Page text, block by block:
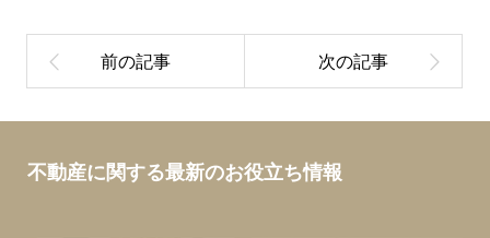
不動産に関する最新のお役立ち情報